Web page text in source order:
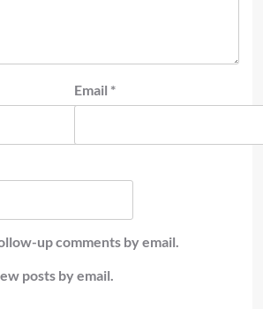
Email *
up comments by email.
posts by email.